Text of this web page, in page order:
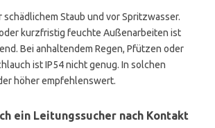
Staub und vor Spritzwasser.
kurzfristig feuchte Außenarbeiten ist
Bei anhaltendem Regen, Pfützen oder
ist IP54 nicht genug. In solchen
höher empfehlenswert.
ein Leitungssucher nach Kontakt